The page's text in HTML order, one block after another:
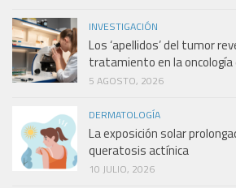
INVESTIGACIÓN
Los ‘apellidos’ del tumor
tratamiento en la oncología
5 AGOSTO, 2026
DERMATOLOGÍA
La exposición solar
queratosis actínica
10 JULIO, 2026